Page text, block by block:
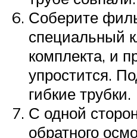
Соберите
специальный
комплекта, и
упростится.
гибкие трубки.
С одной
обратного